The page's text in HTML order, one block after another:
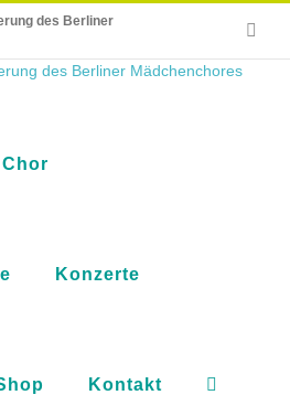
des Berliner
Chor
Konzerte
Kontakt